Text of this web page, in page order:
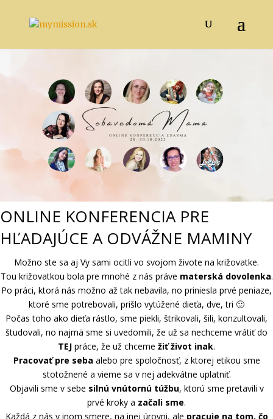
ONLINE KONFERENCIA PRE
HĽADAJÚCE A ODVÁŽNE MAMINY
Možno ste sa aj Vy sami ocitli vo svojom živote na križovatke.
Tou križovatkou bola pre mnohé z nás práve materská dovolenka.
Po práci, ktorá nás možno až tak nebavila, no priniesla prvé peniaze,
ktoré sme potrebovali, prišlo vytúžené dieťa, dve, tri 🙂
Počas toho ako dieťa rástlo, sme piekli, štrikovali, šili, konzultovali,
študovali, no najmä sme si uvedomili, že už sa nechceme vrátiť do
TEJ práce, že už chceme žiť život inak.
Pracovať pre seba alebo pre spoločnosť, z ktorej etikou sme
stotožnené a vieme sa v nej adekvátne uplatniť.
Objavili sme v sebe silnú vnútornú túžbu, ktorú sme pretavili v
prvé kroky a začali sme.
Každá z nás v inom smere, na inej úrovni, ale pracuje na tom, čo